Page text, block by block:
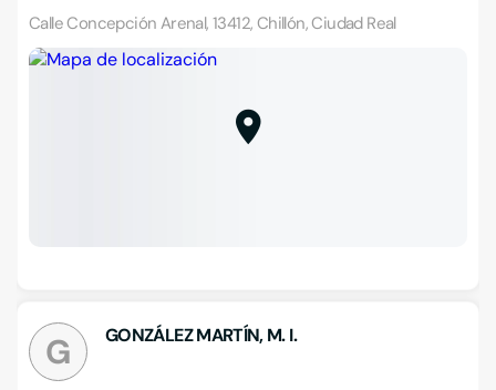
Calle Concepción Arenal, 13412, Chillón, Ciudad Real
G GONZÁLEZ MARTÍN, M. I.